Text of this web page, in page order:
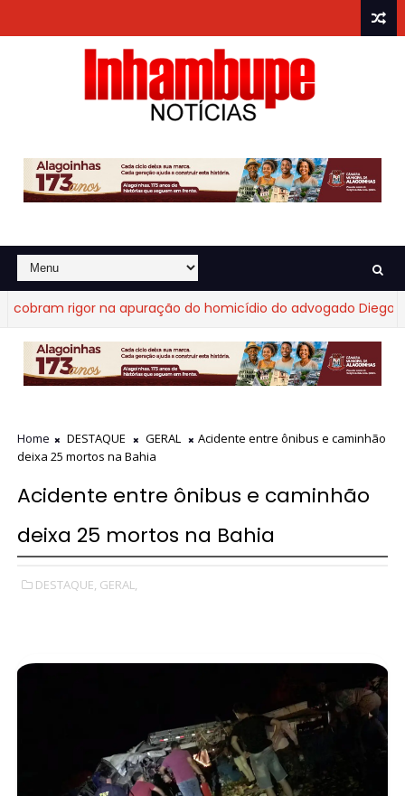
rigor na apuração do homicídio do advogado Diego
Home DESTAQUE GERAL
Acidente entre ônibus e caminhão
deixa 25 mortos na Bahia
Acidente entre ônibus e caminhão
deixa 25 mortos na Bahia
DESTAQUE, GERAL,